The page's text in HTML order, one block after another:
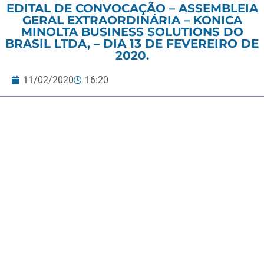
EDITAL DE CONVOCAÇÃO – ASSEMBLEIA
GERAL EXTRAORDINÁRIA – KONICA
MINOLTA BUSINESS SOLUTIONS DO
BRASIL LTDA, – DIA 13 DE FEVEREIRO DE
2020.
11/02/2020 16:20